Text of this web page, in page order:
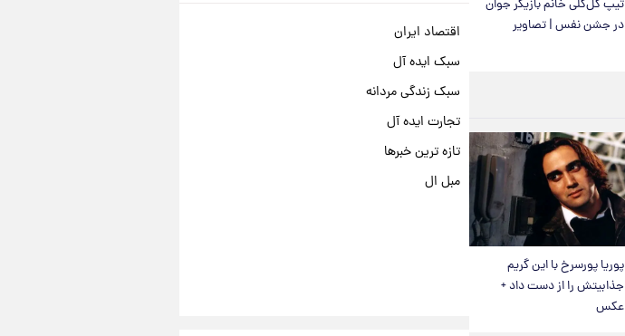
تیپ گل‌گلی خانم بازیگر جوان
در جشن نفس | تصاویر
پوریا پورسرخ با این گریم
جذابیتش را از دست داد +
عکس
اقتصاد ایران
سبک ایده آل
سبک زندگی مردانه
تجارت ایده آل
تازه ترین خبرها
مبل ال